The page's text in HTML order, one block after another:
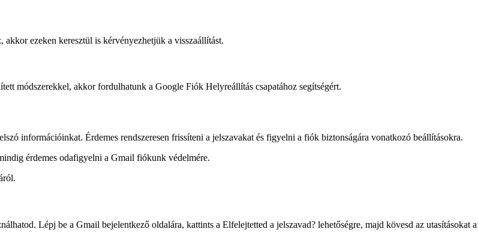
ezeken keresztül is kérvényezhetjük a visszaállítást.
módszerekkel, akkor fordulhatunk a Google Fiók Helyreállítás csapatához segítségért.
információinkat. Érdemes rendszeresen frissíteni a jelszavakat és figyelni a fiók biztonságára vonatkozó beállításokra.
érdemes odafigyelni a Gmail fiókunk védelmére.
Lépj be a Gmail bejelentkező oldalára, kattints a Elfelejtetted a jelszavad? lehetőségre, majd kövesd az utasításokat a